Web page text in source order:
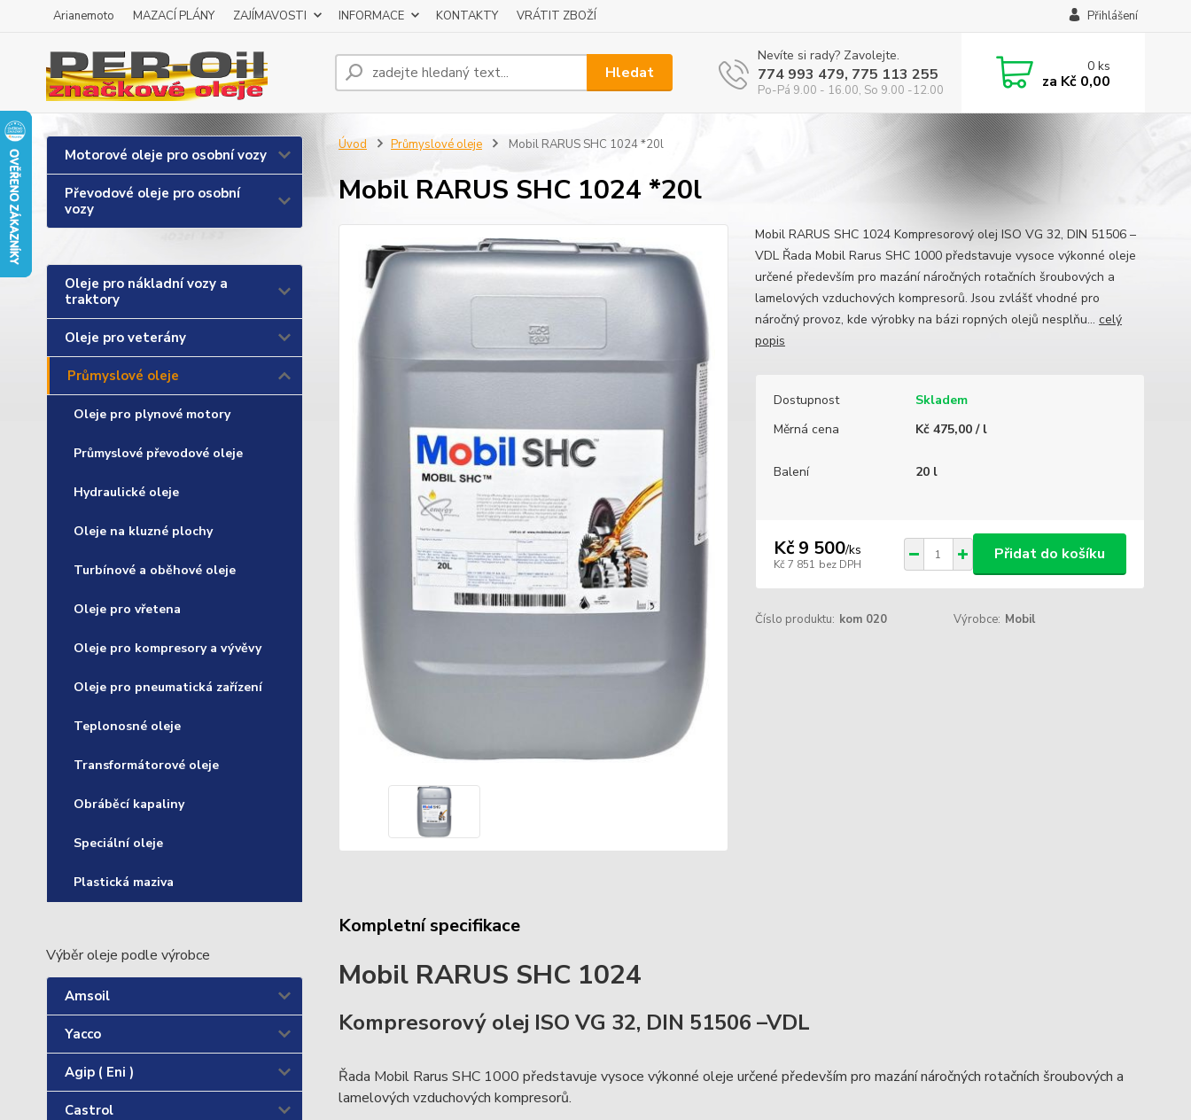
Arianemoto MAZACÍ PLÁNY ZAJÍMAVOSTI INFORMACE KONTAKTY VRÁTIT ZBOŽÍ Přihlášení
Hledat
Nevíte si rady? Zavolejte.
774 993 479, 775 113 255
Po-Pá 9.00 - 16.00, So 9.00 -12.00
0ks
za Kč 0,00
Motorové oleje pro osobní vozy
Převodové oleje pro osobní
vozy
Oleje pro nákladní vozy a
traktory
Oleje pro veterány
Průmyslové oleje
Oleje pro plynové motory
Průmyslové převodové oleje
Hydraulické oleje
Oleje na kluzné plochy
Turbínové a oběhové oleje
Oleje pro vřetena
Oleje pro kompresory a vývěvy
Oleje pro pneumatická zařízení
Teplonosné oleje
Transformátorové oleje
Obráběcí kapaliny
Speciální oleje
Plastická maziva
Výběr oleje podle výrobce
Amsoil
Yacco
Agip ( Eni )
Castrol
Úvod Průmyslové oleje Mobil RARUS SHC 1024 *20l
Mobil RARUS SHC 1024 *20l
Mobil RARUS SHC 1024 Kompresorový olej ISO VG 32, DIN 51506 –
VDL Řada Mobil Rarus SHC 1000 představuje vysoce výkonné oleje
určené především pro mazání náročných rotačních šroubových a
lamelových vzduchových kompresorů. Jsou zvlášť vhodné pro
náročný provoz, kde výrobky na bázi ropných olejů nesplňu... celý
popis
Dostupnost
Skladem
Měrná cena
Kč 475,00 / l
Balení 20 l
Kč 9 500/ks
Kč 7 851 bez DPH
Přidat do košíku
Číslo produktu: kom 020 Výrobce: Mobil
Kompletní specifikace
Mobil RARUS SHC 1024
Kompresorový olej ISO VG 32, DIN 51506 –VDL
Řada Mobil Rarus SHC 1000 představuje vysoce výkonné oleje určené především pro mazání náročných rotačních šroubových a
lamelových vzduchových kompresorů.